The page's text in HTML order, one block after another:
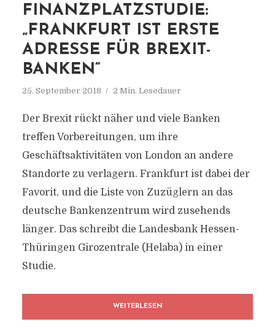
FINANZPLATZSTUDIE:
„FRANKFURT IST ERSTE
ADRESSE FÜR BREXIT-
BANKEN“
25. September 2018 2 Min. Lesedauer
Der Brexit rückt näher und viele Banken
treffen Vorbereitungen, um ihre
Geschäftsaktivitäten von London an andere
Standorte zu verlagern. Frankfurt ist dabei der
Favorit, und die Liste von Zuzüglern an das
deutsche Bankenzentrum wird zusehends
länger. Das schreibt die Landesbank Hessen-
Thüringen Girozentrale (Helaba) in einer
Studie.
WEITERLESEN